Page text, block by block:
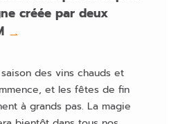
créée par deux
→
des vins chauds et
et les fêtes de fin
à grands pas. La magie